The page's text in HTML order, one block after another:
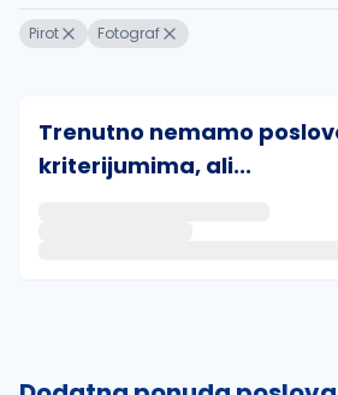
Pirot Fotograf
Trenutno nemamo
kriterijumima, ali...